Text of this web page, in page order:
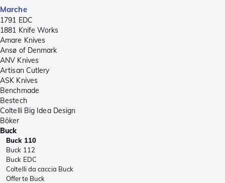
Marche
1791 EDC
1881 Knife Works
Amare Knives
Ansø of Denmark
ANV Knives
Artisan Cutlery
ASK Knives
Benchmade
Bestech
Coltelli Big Idea Design
Böker
Buck
Buck 110
Buck 112
Buck EDC
Coltelli da caccia Buck
Offerte Buck